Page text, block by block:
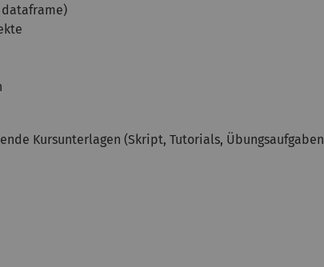
Kursunterlagen (Skript, Tutorials, Übungsaufgaben